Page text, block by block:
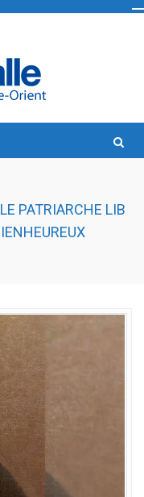
LE PATRIARCHE LIB